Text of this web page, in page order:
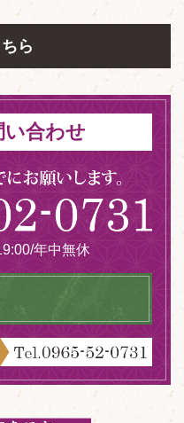
ら
い合わせ
年中無休